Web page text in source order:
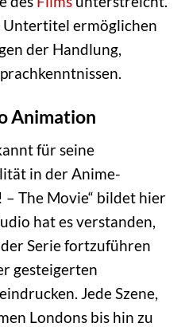
Untertitel ermöglichen
der Handlung,
Animation
für seine
in der Anime-
The Movie“ bildet hier
hat es verstanden,
Serie fortzuführen
gesteigerten
Jede Szene,
Londons bis hin zu